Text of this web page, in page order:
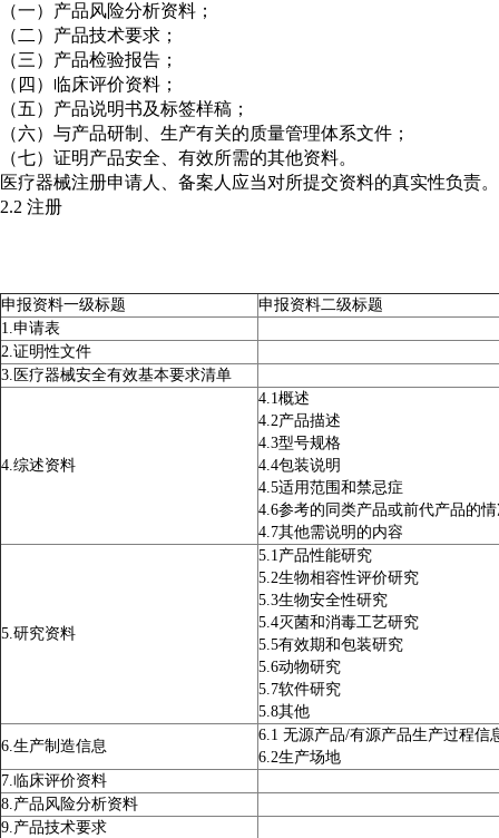
（一）产品风险分析资料；
（二）产品技术要求；
（三）产品检验报告；
（四）临床评价资料；
（五）产品说明书及标签样稿；
（六）与产品研制、生产有关的质量管理体系文件；
（七）证明产品安全、有效所需的其他资料。
医疗器械注册申请人、备案人应当对所提交资料的真实性负责。
2.2 注册
申报资料一级标题
申报资料二级标题
1.申请表
2.证明性文件
3.医疗器械安全有效基本要求清单
4.综述资料
4.1概述
4.2产品描述
4.3型号规格
4.4包装说明
4.5适用范围和禁忌症
4.6参考的同类产品或前代产品的
4.7其他需说明的内容
5.研究资料
5.1产品性能研究
5.2生物相容性评价研究
5.3生物安全性研究
5.4灭菌和消毒工艺研究
5.5有效期和包装研究
5.6动物研究
5.7软件研究
5.8其他
6.生产制造信息
6.1 无源产品/有源产品生产过程信
6.2生产场地
7.临床评价资料
8.产品风险分析资料
9.产品技术要求